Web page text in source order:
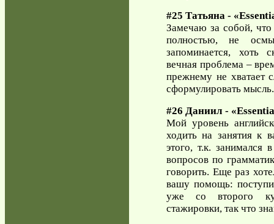
#25 Татьяна -
Замечаю за собой, что
полностью, не
запоминается, хоть
вечная проблема –
прежнему не хватает
сформулировать мысль.
#26 Даниил -
Мой уровень
ходить на занятия к
этого, т.к.
вопросов по
говорить. Еще раз
вашу помощь:
уже со второго
стажировки, так что